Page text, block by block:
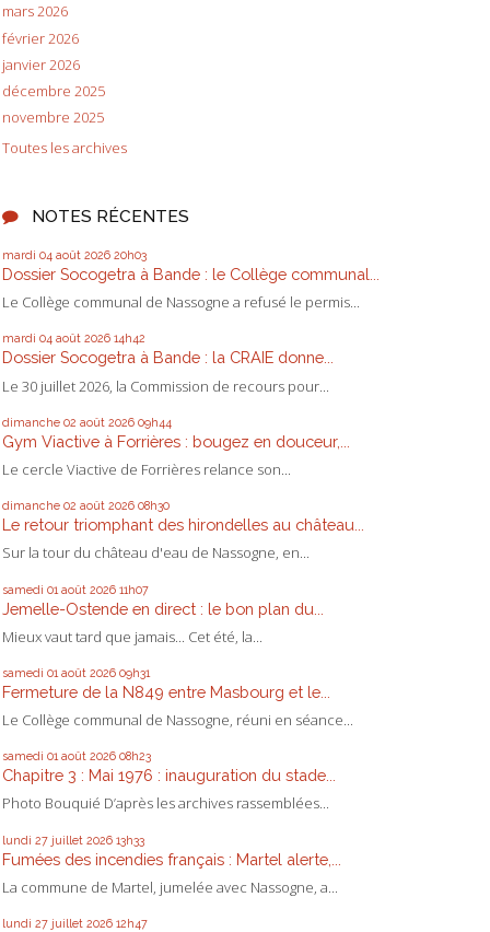
mars 2026
février 2026
janvier 2026
décembre 2025
novembre 2025
Toutes les archives
NOTES RÉCENTES
mardi 04 août 2026 20h03
Dossier Socogetra à Bande : le Collège communal...
Le Collège communal de Nassogne a refusé le permis...
mardi 04 août 2026 14h42
Dossier Socogetra à Bande : la CRAIE donne...
Le 30 juillet 2026, la Commission de recours pour...
dimanche 02 août 2026 09h44
Gym Viactive à Forrières : bougez en douceur,...
Le cercle Viactive de Forrières relance son...
dimanche 02 août 2026 08h30
Le retour triomphant des hirondelles au château...
Sur la tour du château d'eau de Nassogne, en...
samedi 01 août 2026 11h07
Jemelle-Ostende en direct : le bon plan du...
Mieux vaut tard que jamais... Cet été, la...
samedi 01 août 2026 09h31
Fermeture de la N849 entre Masbourg et le...
Le Collège communal de Nassogne, réuni en séance...
samedi 01 août 2026 08h23
Chapitre 3 : Mai 1976 : inauguration du stade...
Photo Bouquié D’après les archives rassemblées...
lundi 27 juillet 2026 13h33
Fumées des incendies français : Martel alerte,...
La commune de Martel, jumelée avec Nassogne, a...
lundi 27 juillet 2026 12h47